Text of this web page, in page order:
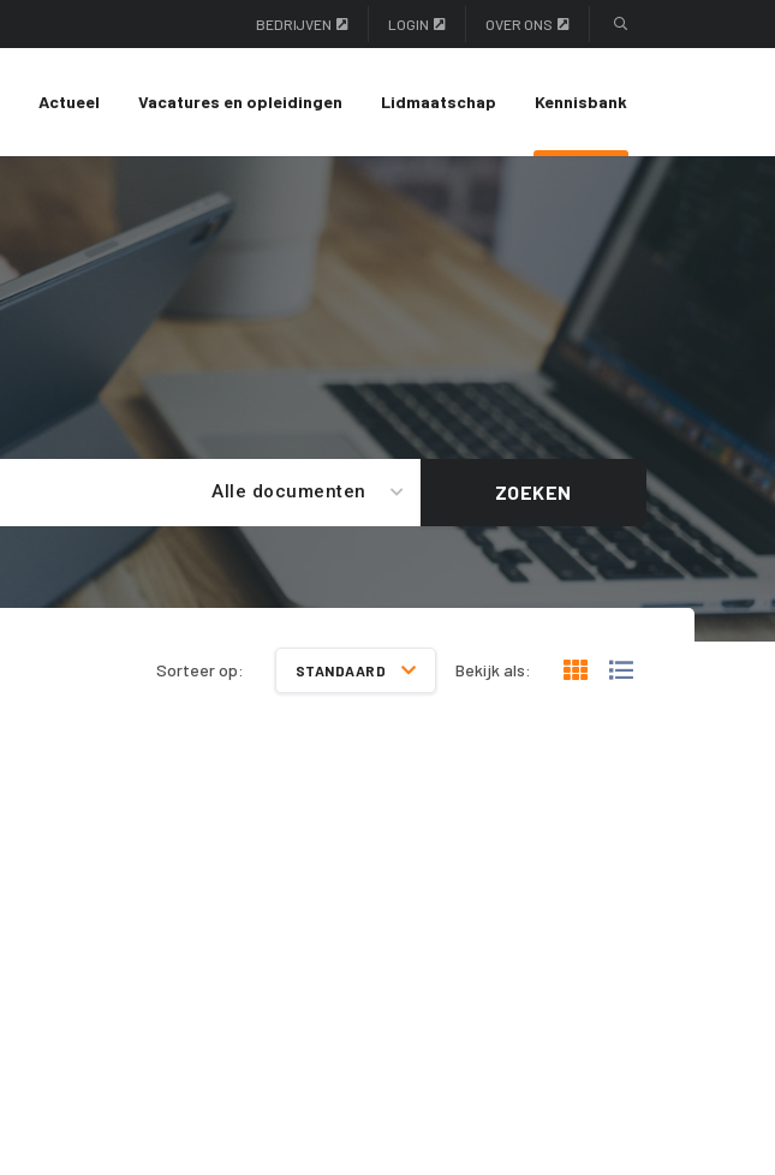
BEDRIJVEN LOGIN OVER ONS
Actueel Vacatures en opleidingen Lidmaatschap Kennisbank
Alle documenten ZOEKEN
Sorteer op: STANDAARD Bekijk als: